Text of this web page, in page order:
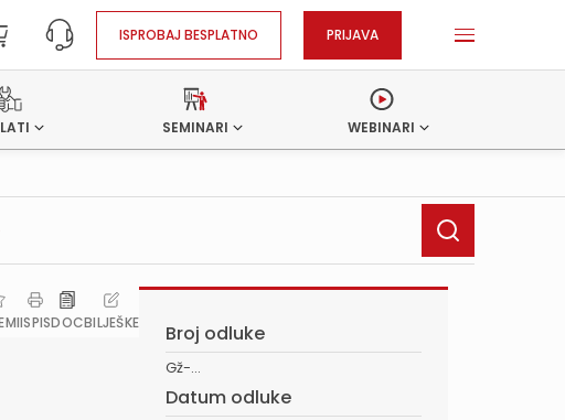
ISPROBAJ BESPLATNO PRIJAVA
SEMINARI WEBINARI
ISPISDOCBILJEŠKE Broj odluke
Gž-...
Datum odluke